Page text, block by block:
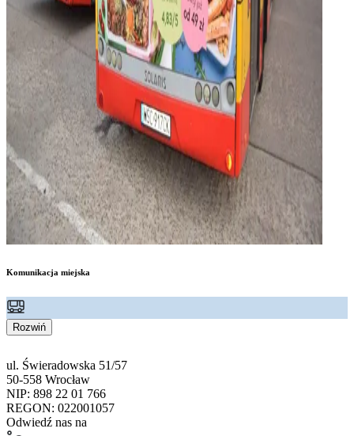
Komunikacja miejska
Rozwiń
ul. Świeradowska 51/57
50-558 Wrocław
NIP: 898 22 01 766
REGON: 022001057
Odwiedź nas na